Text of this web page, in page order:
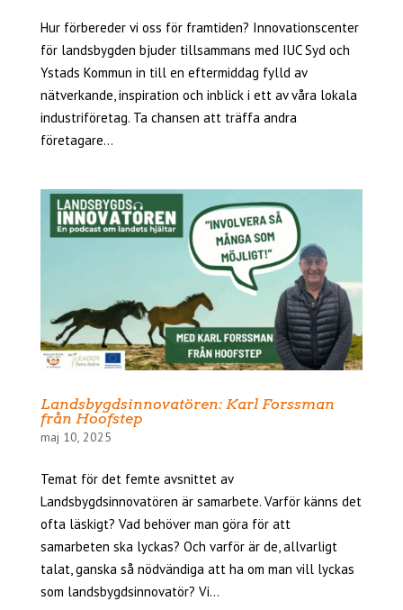
Hur förbereder vi oss för framtiden? Innovationscenter
för landsbygden bjuder tillsammans med IUC Syd och
Ystads Kommun in till en eftermiddag fylld av
nätverkande, inspiration och inblick i ett av våra lokala
industriföretag. Ta chansen att träffa andra
företagare...
Landsbygdsinnovatören: Karl Forssman
från Hoofstep
maj 10, 2025
Temat för det femte avsnittet av
Landsbygdsinnovatören är samarbete. Varför känns det
ofta läskigt? Vad behöver man göra för att
samarbeten ska lyckas? Och varför är de, allvarligt
talat, ganska så nödvändiga att ha om man vill lyckas
som landsbygdsinnovatör? Vi...